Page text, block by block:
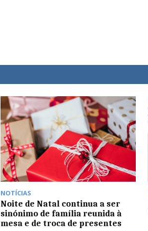
NOTÍCIAS
Noite de Natal continua a ser
sinónimo de família reunida à
mesa e de troca de presentes